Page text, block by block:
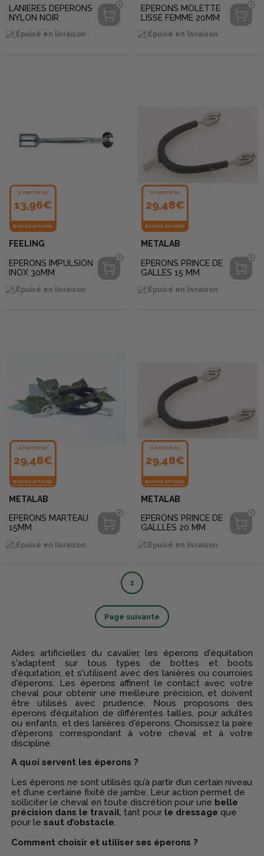
LANIERES DEPERONS
NYLON NOIR
Épuisé en livraison
EPERONS MOLETTE
LISSE FEMME 20MM
Épuisé en livraison
À PARTIR DE
13,96€
BONNE AFFAIRE
FEELING
EPERONS IMPULSION
INOX 30MM
Épuisé en livraison
À PARTIR DE
29,48€
BONNE AFFAIRE
METALAB
EPERONS PRINCE DE
GALLES 15 MM
Épuisé en livraison
À PARTIR DE
29,48€
BONNE AFFAIRE
METALAB
EPERONS MARTEAU
15MM
Épuisé en livraison
À PARTIR DE
29,48€
BONNE AFFAIRE
METALAB
EPERONS PRINCE DE
GALLLES 20 MM
Épuisé en livraison
1
Page suivante
Aides artificielles du cavalier, les éperons d'équitation
s'adaptent sur tous types de bottes et boots
d'équitation, et s'utilisent avec des lanières ou courroies
d'éperons. Les éperons affinent le contact avec votre
cheval pour obtenir une meilleure précision, et doivent
être utilisés avec prudence. Nous proposons des
éperons d’équitation de différentes tailles, pour adultes
ou enfants, et des lanières d'éperons. Choisissez la paire
d'éperons correspondant à votre cheval et à votre
discipline.
A quoi servent les éperons ?
Les éperons ne sont utilisés qu’à partir d’un certain niveau
et d’une certaine fixité de jambe. Leur action permet de
solliciter le cheval en toute discrétion pour une belle
précision dans le travail , tant pour le dressage que
pour lesaut d’obstacle
Comment choisir et utiliser ses éperons ?